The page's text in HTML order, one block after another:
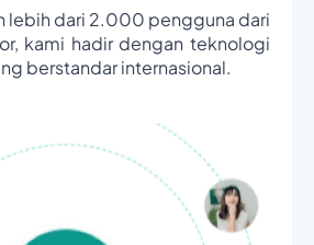
lebih dari 2.000 pengguna dari
kami hadir dengan teknologi
berstandar internasional.